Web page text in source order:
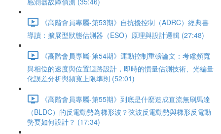
《高階會員專屬-第53期》自抗擾控制（ADRC）經典書
導讀：擴展型狀態估測器（ESO）原理與設計邏輯 (27:48)
《高階會員專屬-第54期》運動控制重磅論文：考慮頻寬
與相位的速度與位置迴路設計，即時的慣量估測技術、光編量
化誤差分析與頻寬上限準則 (52:01)
《高階會員專屬-第55期》到底是什麼造成直流無刷馬達
（BLDC）的反電動勢為梯形波？弦波反電動勢與梯形反電動
勢要如何設計？ (17:34)